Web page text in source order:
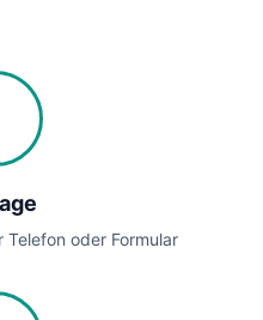
Telefon oder Formular